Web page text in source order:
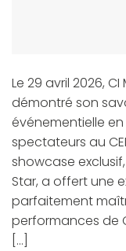
Le 29 avril 2026,
démontré son
événementielle en
spectateurs au
showcase
Star, a offert une
parfaitement
performances de
[…]